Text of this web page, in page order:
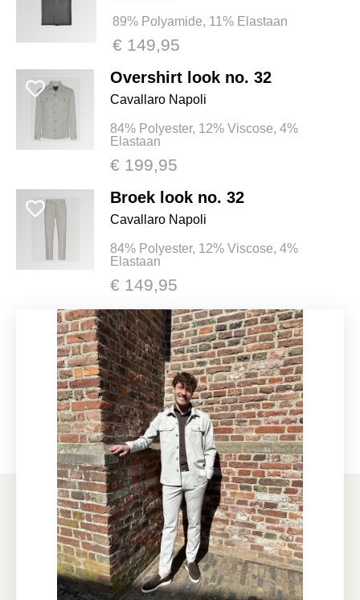
89% Polyamide, 11% Elastaan
€ 149,95
Overshirt look no. 32
Cavallaro Napoli
84% Polyester, 12% Viscose, 4%
Elastaan
€ 199,95
Broek look no. 32
Cavallaro Napoli
84% Polyester, 12% Viscose, 4%
Elastaan
€ 149,95